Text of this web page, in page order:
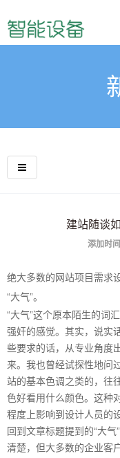
建站随谈
添加时间
绝大多数的网站项目需求
“大气”。
“大气”这个原本陌生的词
强奸的感觉。其实，说实
些要求的话，从专业角度
来。我也曾经试探性地问
站的基本色调之类的，往
色好看用什么颜色。这种
程度上影响到设计人员的
回到文章标题提到的“大
清楚，但大多数的企业客